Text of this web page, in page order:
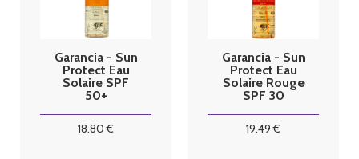
Garancia - Sun
Protect Eau
Solaire SPF
50+
18.80 €
Garancia - Sun
Protect Eau
Solaire Rouge
SPF 30
19.49 €